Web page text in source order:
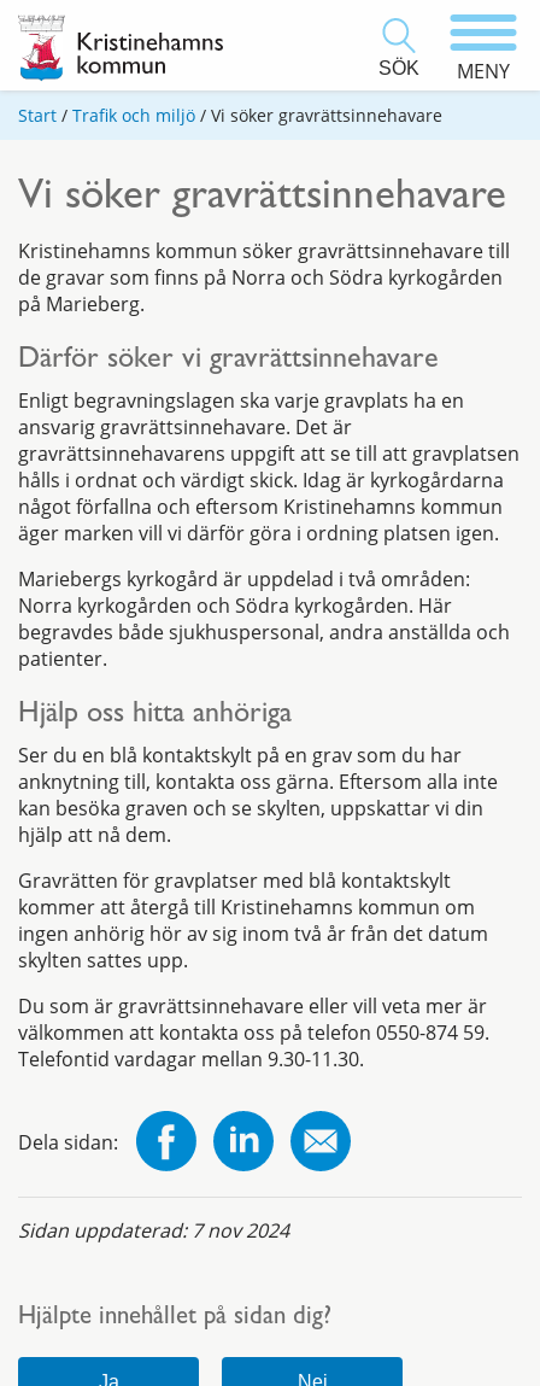
SÖK MENY
Start / Trafik och miljö / Vi söker gravrättsinnehavare
Vi söker gravrättsinnehavare
Kristinehamns kommun söker gravrättsinnehavare till
de gravar som finns på Norra och Södra kyrkogården
på Marieberg.
Därför söker vi gravrättsinnehavare
Enligt begravningslagen ska varje gravplats ha en
ansvarig gravrättsinnehavare. Det är
gravrättsinnehavarens uppgift att se till att gravplatsen
hålls i ordnat och värdigt skick. Idag är kyrkogårdarna
något förfallna och eftersom Kristinehamns kommun
äger marken vill vi därför göra i ordning platsen igen.
Mariebergs kyrkogård är uppdelad i två områden:
Norra kyrkogården och Södra kyrkogården. Här
begravdes både sjukhuspersonal, andra anställda och
patienter.
Hjälp oss hitta anhöriga
Ser du en blå kontaktskylt på en grav som du har
anknytning till, kontakta oss gärna. Eftersom alla inte
kan besöka graven och se skylten, uppskattar vi din
hjälp att nå dem.
Gravrätten för gravplatser med blå kontaktskylt
kommer att återgå till Kristinehamns kommun om
ingen anhörig hör av sig inom två år från det datum
skylten sattes upp.
Du som är gravrättsinnehavare eller vill veta mer är
välkommen att kontakta oss på telefon 0550-874 59.
Telefontid vardagar mellan 9.30-11.30.
Dela sidan:
Sidan uppdaterad: 7 nov 2024
Hjälpte innehållet på sidan dig?